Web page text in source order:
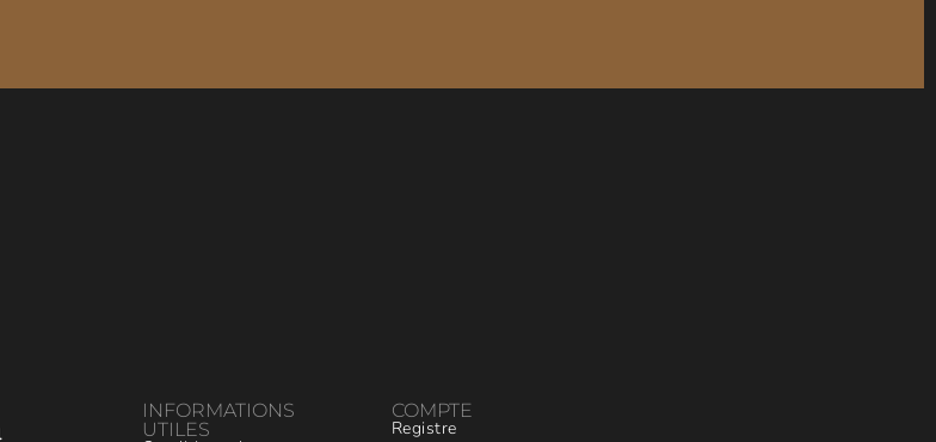
INFORMATIONS
UTILES
COMPTE
Registre